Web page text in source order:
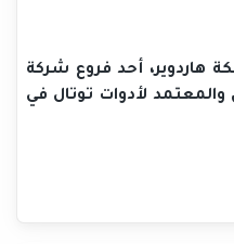
هاردوير، أحد فروع شركة
لأدوات توتال في